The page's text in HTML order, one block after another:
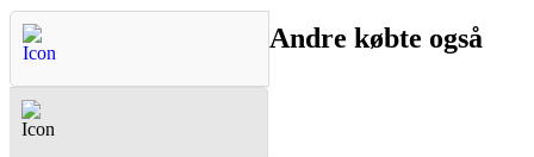
Spørgsmål & Svar
Andre købte også